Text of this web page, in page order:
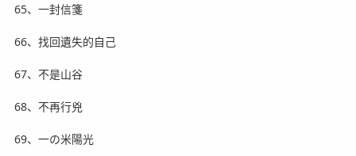
65、一封信箋
66、找回遺失的自己
67、不是山谷
68、不再行兇
69、一の米陽光